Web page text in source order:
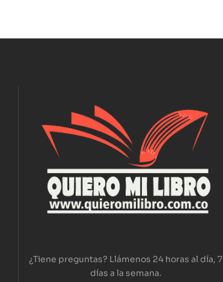
¿Tiene preguntas? Llámenos 24 horas al día, 7
días a la semana.